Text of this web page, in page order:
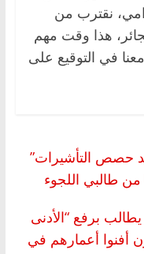
‏نقترب من
هذا وقت مهم
في التوقيع على
حصص التأشيرات”
من طالبي اللجوء
برفع “الأدنى
مواطنون أفنوا أعمارهم في